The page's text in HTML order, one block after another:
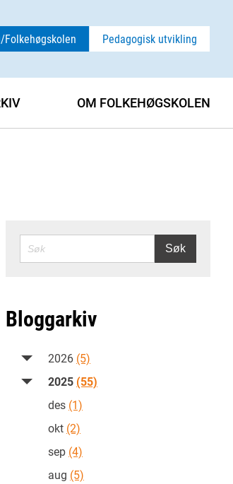
Folkehøgskolen Pedagogisk utvikling
OM FOLKEHØGSKOLEN
SØK Søk
Bloggarkiv
2026 (5)
2025 (55)
des (1)
okt (2)
sep (4)
aug (5)